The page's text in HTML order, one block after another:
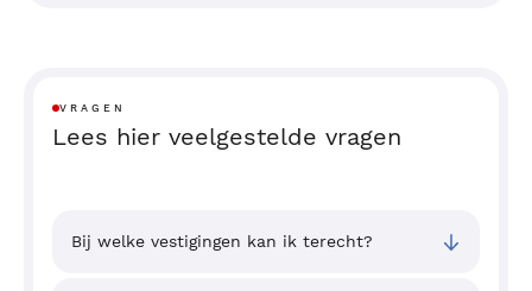
VRAGEN
Lees hier veelgestelde vragen
Bij welke vestigingen kan ik terecht?